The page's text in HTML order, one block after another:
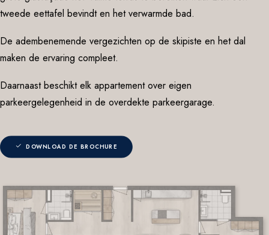
tweede eettafel bevindt en het verwarmde bad.
De adembenemende vergezichten op de skipiste en het dal
maken de ervaring compleet.
Daarnaast beschikt elk appartement over eigen
parkeergelegenheid in de overdekte parkeergarage.
DOWNLOAD DE BROCHURE